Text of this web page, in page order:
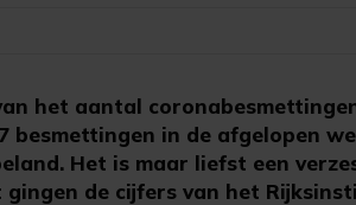
het aantal
besmettingen in de afgelopen
Het is maar liefst een
de cijfers van het